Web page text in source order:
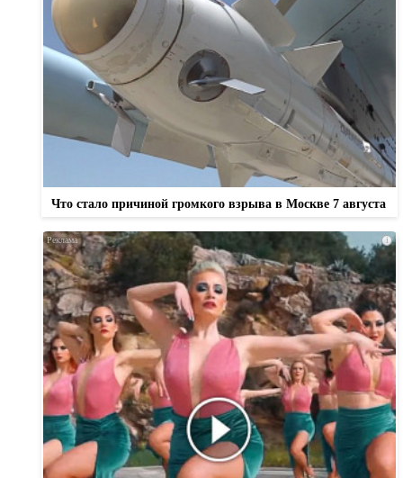
Что стало причиной громкого взрыва в Москве 7 августа
i